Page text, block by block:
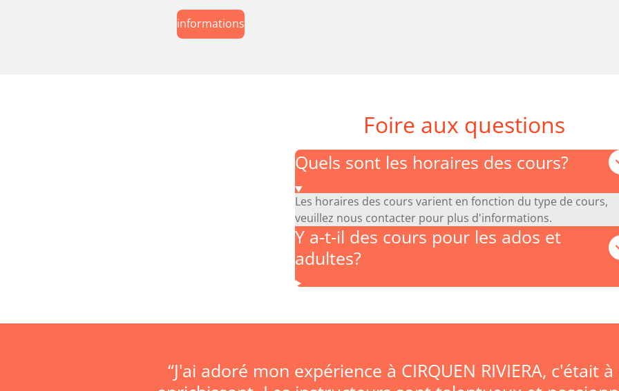
informations
Foire aux questions
Quels sont les horaires des cours?
Les horaires des cours varient en fonction du type de cours,
veuillez nous contacter pour plus d'informations.
Y a-t-il des cours pour les ados et
adultes?
“J'ai adoré mon expérience à CIRQUEN RIVIERA, c'était